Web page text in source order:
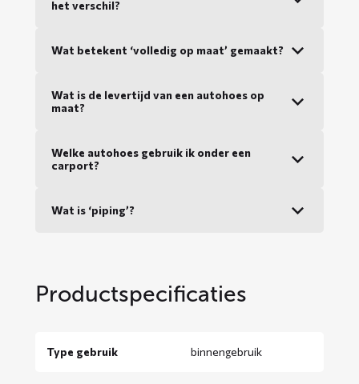
het verschil?
Wat betekent ‘volledig op maat’ gemaakt?
Wat is de levertijd van een autohoes op
maat?
Welke autohoes gebruik ik onder een
carport?
Wat is ‘piping’?
Productspecificaties
Type gebruik binnengebruik